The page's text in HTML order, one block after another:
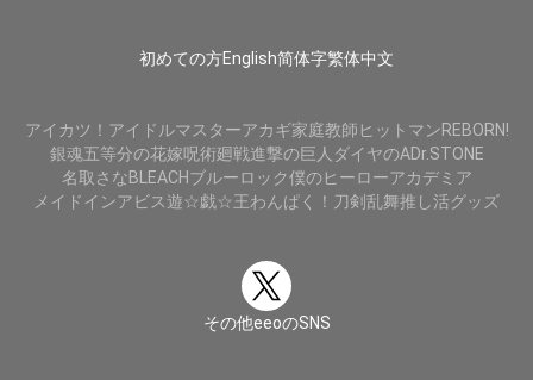
初めての方English简体字繁体中文
アイカツ！ アイドルマスターアカギ家庭教師ヒットマンREBORN!
銀魂五等分の花嫁呪術廻戦進撃の巨人 ダイヤのADr.STONE
名取さなBLEACHブルーロック僕のヒーローアカデミア
メイドインアビス遊☆戯☆王わんぱく！刀剣乱舞推し活グッズ
その他eeoのSNS